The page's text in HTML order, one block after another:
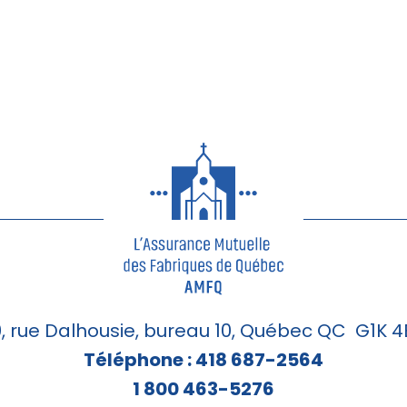
rue Dalhousie, bureau 10, Québec QC G1K
Téléphone : 418 687-2564
1 800 463-5276